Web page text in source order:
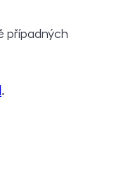
případných
.